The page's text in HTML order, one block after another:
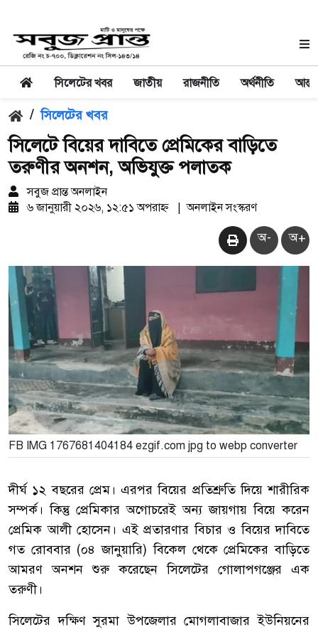
সিলেটের খবর জাতীয় রাজনীতি অর্থনীতি
/ সিলেটের খবর
সিলেটে বিয়ের দাবিতে প্রেমিকের বাড়িতে
তরুণীর অনশন, অভিযুক্ত পলাতক
সবুজ প্রান্ত অনলাইন
৬ জানুয়ারী ২০২৬, ১২:৫১ অপরাহ্ন
অনলাইন সংস্করণ
অ- অ+
FB IMG 1767681404184 ezgif.com jpg to webp converter
দীর্ঘ ১২ বছরের প্রেম। এরপর বিয়ের প্রতিশ্রুতি দিয়ে শারীরিক
সম্পর্ক। কিন্তু প্রেমিকার অগোচরেই অন্য জায়গায় বিয়ে করেন
প্রেমিক আলী হোসেন। এই প্রতারণার বিচার ও বিয়ের দাবিতে
গত রোববার (০‍৪ জানুয়ারি) বিকেল থেকে প্রেমিকের বাড়িতে
আমরণ অনশন শুরু করেছেন সিলেটের গোলাপগঞ্জের এক
তরুণী।
‎সিলেটের দক্ষিণ সুরমা উপজেলার মোগলাবাজার ইউনিয়নের